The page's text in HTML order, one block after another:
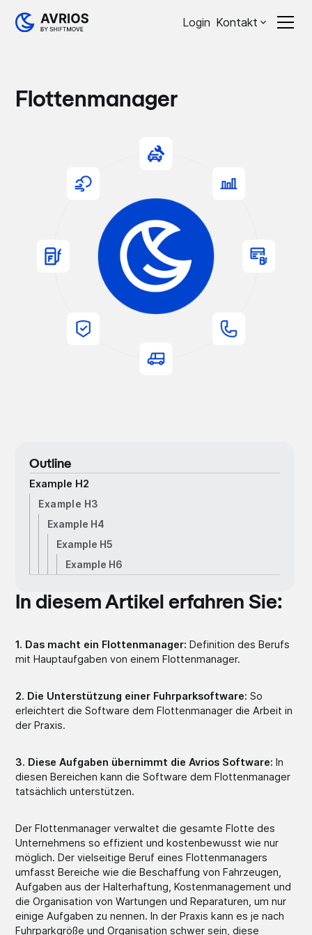
Login Kontakt
Flottenmanager
Outline
Example H2
Example H3
Example H4
Example H5
Example H6
In diesem Artikel erfahren Sie:
1. Das macht ein Flottenmanager: Definition des Berufs
mit Hauptaufgaben von einem Flottenmanager.
2. Die Unterstützung einer Fuhrparksoftware: So
erleichtert die Software dem Flottenmanager die Arbeit in
der Praxis.
3. Diese Aufgaben übernimmt die Avrios Software:In
diesen Bereichen kann die Software dem Flottenmanager
tatsächlich unterstützen.
Der Flottenmanager verwaltet die gesamte Flotte des
Unternehmens so effizient und kostenbewusst wie nur
möglich. Der vielseitige Beruf eines Flottenmanagers
umfasst Bereiche wie die Beschaffung von Fahrzeugen,
Aufgaben aus der Halterhaftung, Kostenmanagement und
die Organisation von Wartungen und Reparaturen, um nur
einige Aufgaben zu nennen. In der Praxis kann es je nach
Fuhrparkgröße und Organisation schwer sein, diese